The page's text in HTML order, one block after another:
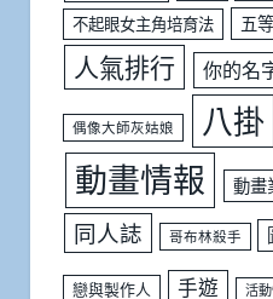
不起眼女主角培育法 五
人氣排行 你的名
偶像大師灰姑娘 八掛
動畫情報 動畫
同人誌 哥布林殺手
戀與製作人 手遊 活